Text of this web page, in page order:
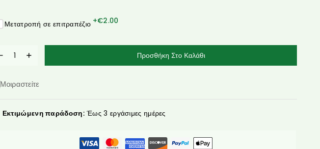
Μετατροπή σε επιτραπέζιο +€2.00
Προσθήκη Στο Καλάθι
Μοιραστείτε
Εκτιμώμενη παράδοση: Έως 3 εργάσιμες ημέρες